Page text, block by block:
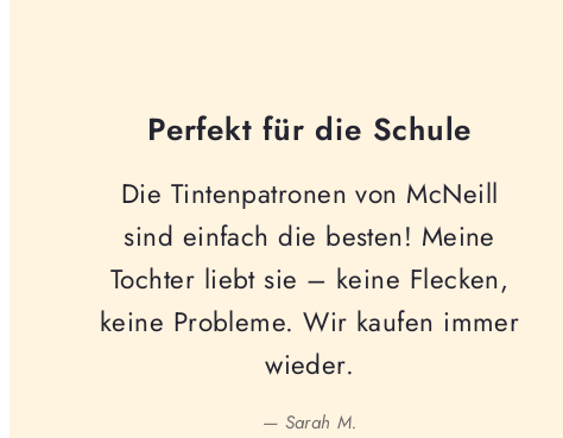
Perfekt für die Schule
Die Tintenpatronen von McNeill
sind einfach die besten! Meine
Tochter liebt sie – keine Flecken,
keine Probleme. Wir kaufen immer
wieder.
— Sarah M.